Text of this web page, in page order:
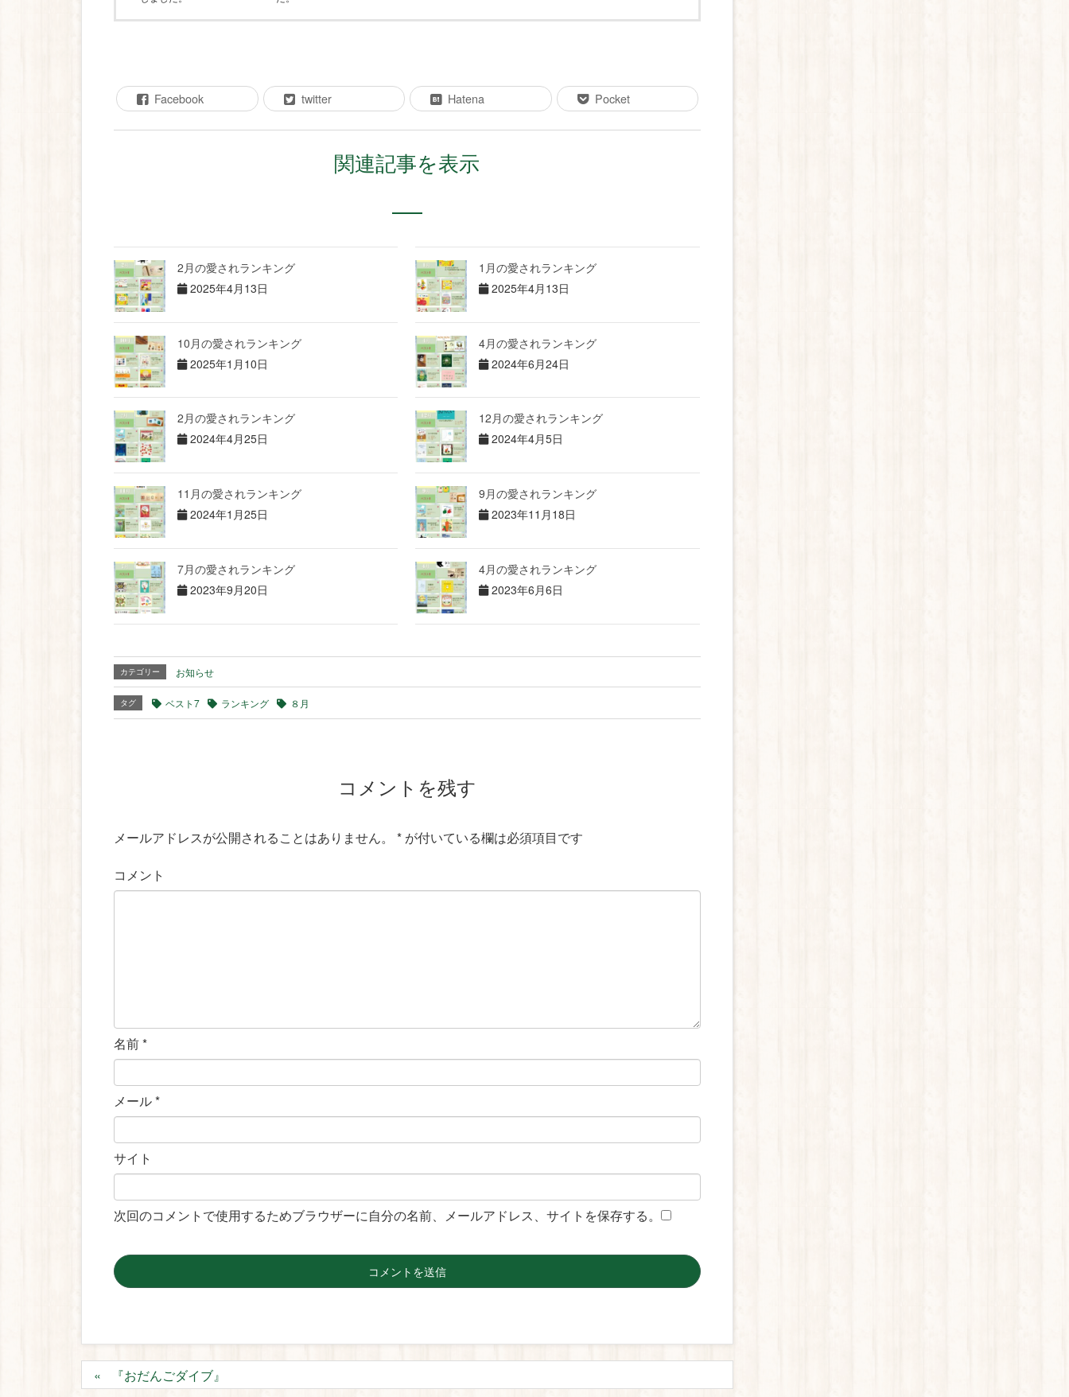
Facebook twitter Hatena Pocket
関連記事を表示
2月の愛されランキング
2025年4月13日
1月の愛されランキング
2025年4月13日
10月の愛されランキング
2025年1月10日
4月の愛されランキング
2024年6月24日
2月の愛されランキング
2024年4月25日
12月の愛されランキング
2024年4月5日
11月の愛されランキング
2024年1月25日
9月の愛されランキング
2023年11月18日
7月の愛されランキング
2023年9月20日
4月の愛されランキング
2023年6月6日
カテゴリー お知らせ
タグ ベスト7 ランキング ８月
コメントを残す
メールアドレスが公開されることはありません。 * が付いている欄は必須項目です
コメント
名前*
メール*
サイト
次回のコメントで使用するためブラウザーに自分の名前、メールアドレス、サイトを保存する。
『おだんごダイブ』